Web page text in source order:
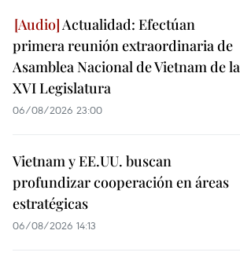
Actualidad: Efectúan
primera reunión extraordinaria de
Asamblea Nacional de Vietnam de la
XVI Legislatura
06/08/2026 23:00
Vietnam y EE.UU. buscan
profundizar cooperación en áreas
estratégicas
06/08/2026 14:13